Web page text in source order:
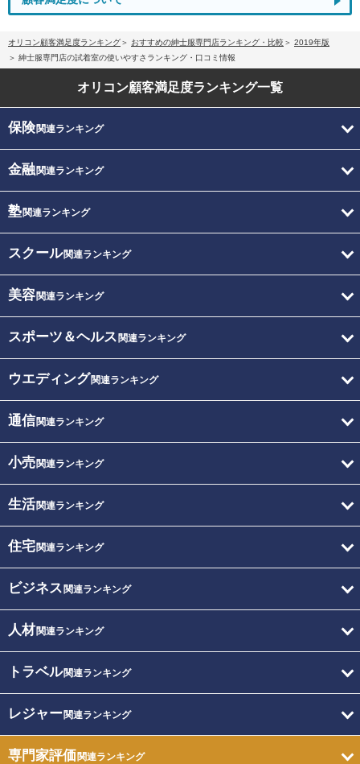
オリコン顧客満足度ランキング おすすめの紳士服専門店ランキング・比較
2019年版
紳士服専門店の試着室の使いやすさランキング・口コミ情報
オリコン顧客満足度ランキング一覧
保険関連ランキング
金融関連ランキング
塾関連ランキング
スクール関連ランキング
美容関連ランキング
スポーツ＆ヘルス 関連ランキング
ウエディング関連ランキング
通信関連ランキング
小売関連ランキング
生活関連ランキング
住宅関連ランキング
ビジネス 関連ランキング
人材関連ランキング
トラベル関連ランキング
レジャー関連ランキング
専門家評価関連ランキング